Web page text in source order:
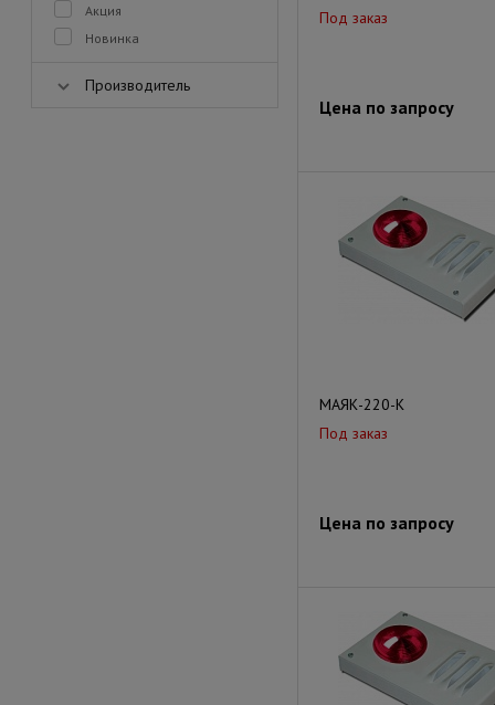
Акция
Новинка
Производитель
Под заказ
Цена по запросу
МАЯК-220-К
Под заказ
Цена по запросу